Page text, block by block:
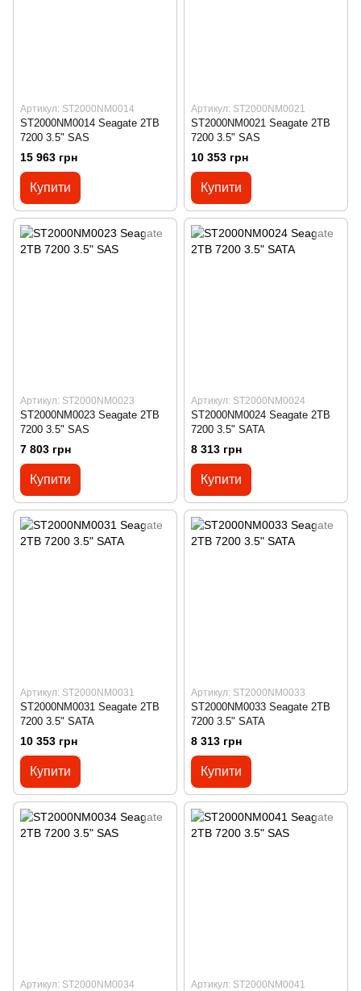
Артикул: ST2000NM0014
ST2000NM0014 Seagate 2TB
7200 3.5" SAS
15 963 грн
Купити
Артикул: ST2000NM0021
ST2000NM0021 Seagate 2TB
7200 3.5" SAS
10 353 грн
Купити
Артикул: ST2000NM0023
ST2000NM0023 Seagate 2TB
7200 3.5" SAS
7 803 грн
Купити
Артикул: ST2000NM0024
ST2000NM0024 Seagate 2TB
7200 3.5" SATA
8 313 грн
Купити
Артикул: ST2000NM0031
ST2000NM0031 Seagate 2TB
7200 3.5" SATA
10 353 грн
Купити
Артикул: ST2000NM0033
ST2000NM0033 Seagate 2TB
7200 3.5" SATA
8 313 грн
Купити
Артикул: ST2000NM0034 Артикул: ST2000NM0041